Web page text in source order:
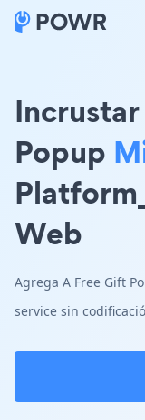
Popup
Web
Agrega A Free Gift
service sin